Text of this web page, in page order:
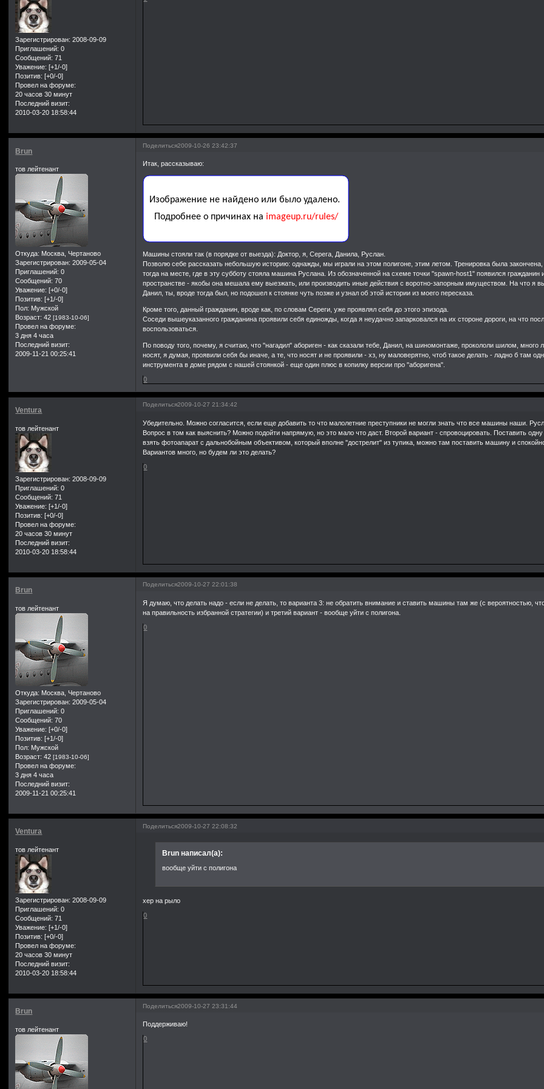
Зарегистрирован: 2008-09-09
Приглашений: 0
Сообщений: 71
Уважение: [+1/-0]
Позитив: [+0/-0]
Провел на форуме:
20 часов 30 минут
Последний визит:
2010-03-20 18:58:44
Поделиться2009-10-26 23:42:37
Brun
тов лейтенант
Откуда: Москва, Чертаново
Зарегистрирован: 2009-05-04
Приглашений: 0
Сообщений: 70
Уважение: [+0/-0]
Позитив: [+1/-0]
Пол: Мужской
Возраст: 42[1983-10-06]
Провел на форуме:
3 дня 4 часа
Последний визит:
2009-11-21 00:25:41
Итак, рассказываю:
Машины стояли так (в порядке от выезда): Доктор, я, Серега, Данила, Руслан.
Позволю себе рассказать небольшую историю: однажды, мы играли на этом полигоне, этим летом. Тренировка была
тогда на месте, где в эту субботу стояла машина Руслана. Из обозначенной на схеме точки "spawn-host1" появился
пространстве - якобы она мешала ему выезжать, или производить иные действия с воротно-запорным имуществом. На что я
Данил, ты, вроде тогда был, но подошел к стоянке чуть позже и узнал об этой истории из моего пересказа.
Кроме того, данный гражданин, вроде как, по словам Сереги, уже проявлял себя до этого эпизода.
Соседи вышеуказанного гражданина проявили себя единожды, когда я неудачно запарковался на их стороне дороги, на что
воспользоваться.
По поводу того, почему, я считаю, что "нагадил" абориген - как сказали тебе, Данил, на шиномонтаже, прокололи шилом,
носят, я думая, проявили себя бы иначе, а те, что носят и не проявили - хз, ну маловерятно, чтоб такое делать - ладно б там
инструмента в доме рядом с нашей стоянкой - еще один плюс в копилку версии про "аборигена".
0
Поделиться2009-10-27 21:34:42
Ventura
тов лейтенант
Зарегистрирован: 2008-09-09
Приглашений: 0
Сообщений: 71
Уважение: [+1/-0]
Позитив: [+0/-0]
Провел на форуме:
20 часов 30 минут
Последний визит:
2010-03-20 18:58:44
Убедительно. Можно согласится, если еще добавить то что малолетние преступники не могли знать что все машины наши.
Вопрос в том как выяснить? Можно подойти напрямую, но это мало что даст. Второй вариант - спровоцировать. Поставить
взять фотоапарат с дальнобойным объективом, который вполне "дострелит" из тупика, можно там поставить машину и
Вариантов много, но будем ли это делать?
0
Поделиться2009-10-27 22:01:38
Brun
тов лейтенант
Откуда: Москва, Чертаново
Зарегистрирован: 2009-05-04
Приглашений: 0
Сообщений: 70
Уважение: [+0/-0]
Позитив: [+1/-0]
Пол: Мужской
Возраст: 42[1983-10-06]
Провел на форуме:
3 дня 4 часа
Последний визит:
2009-11-21 00:25:41
Я думаю, что делать надо - если не делать, то варианта 3: не обратить внимание и ставить машины там же (с вероятностью,
на правильность избранной стратегии) и третий вариант - вообще уйти с полигона.
0
Поделиться2009-10-27 22:08:32
Ventura
тов лейтенант
Зарегистрирован: 2008-09-09
Приглашений: 0
Сообщений: 71
Уважение: [+1/-0]
Позитив: [+0/-0]
Провел на форуме:
20 часов 30 минут
Последний визит:
2010-03-20 18:58:44
Brun написал(а):
вообще уйти с полигона
хер на рыло
0
Поделиться2009-10-27 23:31:44
Brun
тов лейтенант
Поддерживаю!
0